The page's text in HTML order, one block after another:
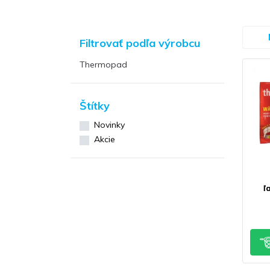
Filtrovať podľa výrobcu
Thermopad
Štítky
Novinky
Akcie